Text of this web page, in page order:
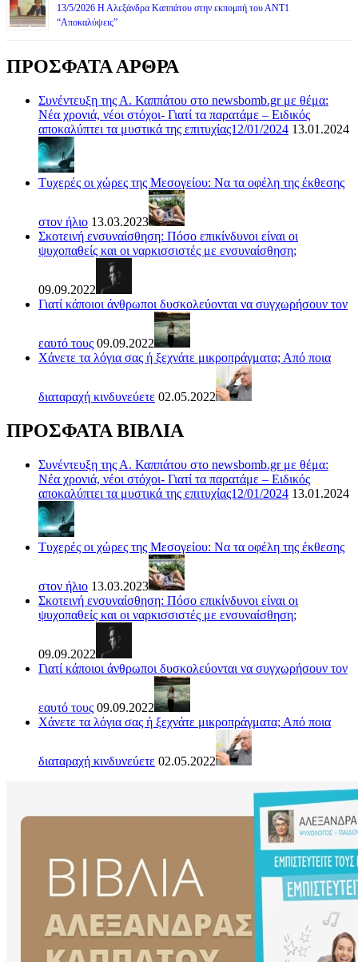
13/5/2026 Η Αλεξάνδρα Καππάτου στην εκπομπή του ΑΝΤ1
“Αποκαλύψεις”
ΠΡΟΣΦΑΤΑ ΑΡΘΡΑ
Συνέντευξη της Α. Καππάτου στο newsbomb.gr με θέμα:
Νέα χρονιά, νέοι στόχοι- Γιατί τα παρατάμε – Ειδικός
αποκαλύπτει τα μυστικά της επιτυχίας12/01/2024 13.01.2024
Τυχερές οι χώρες της Μεσογείου: Να τα οφέλη της έκθεσης
στον ήλιο 13.03.2023
Σκοτεινή ενσυναίσθηση: Πόσο επικίνδυνοι είναι οι
ψυχοπαθείς και οι ναρκισσιστές με ενσυναίσθηση;
09.09.2022
Γιατί κάποιοι άνθρωποι δυσκολεύονται να συγχωρήσουν τον
εαυτό τους 09.09.2022
Χάνετε τα λόγια σας ή ξεχνάτε μικροπράγματα; Από ποια
διαταραχή κινδυνεύετε 02.05.2022
ΠΡΟΣΦΑΤΑ ΒΙΒΛΙΑ
Συνέντευξη της Α. Καππάτου στο newsbomb.gr με θέμα:
Νέα χρονιά, νέοι στόχοι- Γιατί τα παρατάμε – Ειδικός
αποκαλύπτει τα μυστικά της επιτυχίας12/01/2024 13.01.2024
Τυχερές οι χώρες της Μεσογείου: Να τα οφέλη της έκθεσης
στον ήλιο 13.03.2023
Σκοτεινή ενσυναίσθηση: Πόσο επικίνδυνοι είναι οι
ψυχοπαθείς και οι ναρκισσιστές με ενσυναίσθηση;
09.09.2022
Γιατί κάποιοι άνθρωποι δυσκολεύονται να συγχωρήσουν τον
εαυτό τους 09.09.2022
Χάνετε τα λόγια σας ή ξεχνάτε μικροπράγματα; Από ποια
διαταραχή κινδυνεύετε 02.05.2022